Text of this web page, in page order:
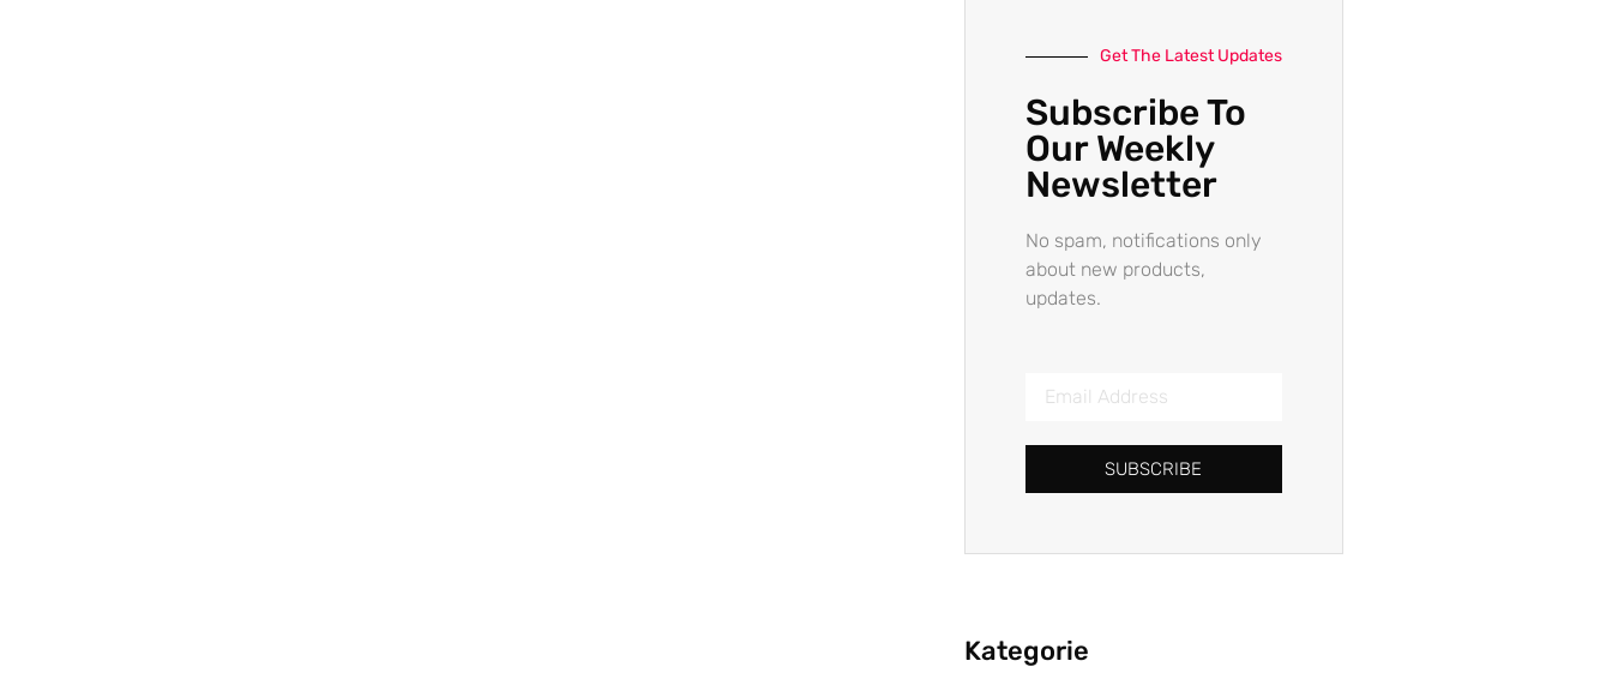
Get The Latest Updates
Subscribe To
Our Weekly
Newsletter
No spam, notifications only
about new products,
updates.
SUBSCRIBE
Kategorie